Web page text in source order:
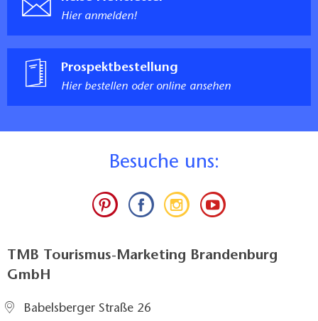
Hier anmelden!
Prospektbestellung
Hier bestellen oder online ansehen
Besuche uns:
TMB Tourismus-Marketing Brandenburg
GmbH
Babelsberger Straße 26